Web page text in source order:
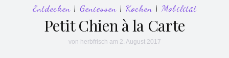
Entdecken| Geniessen| Kochen| Mobilität
Petit Chien à la Carte
von herbfrisch am 2. August 2017